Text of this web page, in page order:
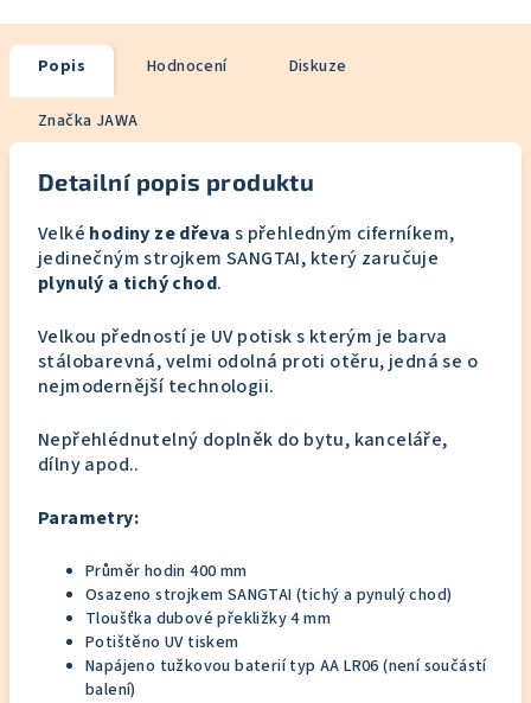
Popis Hodnocení Diskuze
Značka JAWA
Detailní popis produktu
Velké hodiny ze dřeva s přehledným ciferníkem,
jedinečným strojkem SANGTAI, který zaručuje
plynulý a tichý chod.
Velkou předností je UV potisk s kterým je barva
stálobarevná, velmi odolná proti otěru, jedná se o
nejmodernější technologii.
Nepřehlédnutelný doplněk do bytu, kanceláře,
dílny apod..
Parametry:
Průměr hodin 400 mm
Osazeno strojkem SANGTAI (tichý a pynulý chod)
Tloušťka dubové překližky 4 mm
Potištěno UV tiskem
Napájeno tužkovou baterií typ AA LR06 (není součástí
balení)